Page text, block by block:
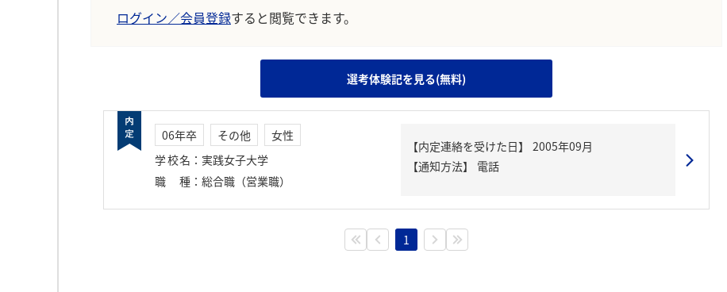
ログイン／会員登録すると閲覧できます。
選考体験記を見る(無料)
06年卒 その他
女性
学校名 ： 実践女子大学
職種 ： 総合職（営業職）
【内定連絡を受けた日】
2005年09月
【通知方法】
電話
1